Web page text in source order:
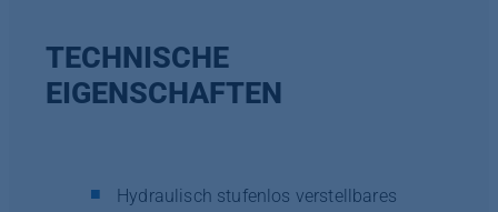
TECHNISCHE
EIGENSCHAFTEN
Hydraulisch stufenlos verstellbares